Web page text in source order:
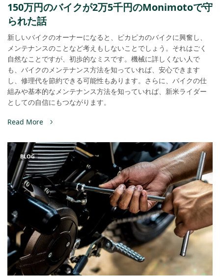
150万円のバイクが2万5千円のMonimotoで守
られた話
新しいバイクのオーナーになると、ピカピカのバイクに興奮し、
メンテナンスのことなど考えもしないことでしょう。それはごく
自然なことですが、初歩的なミスです。機械に詳しくない人で
も、バイクのメンテナンス方法を知っていれば、安心できます
し、修理代を節約できる可能性もあります。さらに、バイクの仕
組みや基本的なメンテナンス方法を知っていれば、新米ライダー
としての自信にもつながります。
Read More
BLOG